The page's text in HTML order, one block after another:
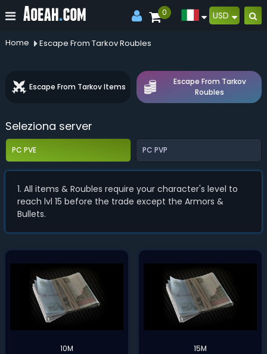
0 USD
Home Escape From Tarkov Roubles
Escape From Tarkov Items
Escape From Tarkov
Roubles
Seleziona server
PC PVE PC PVP
1. All items & Roubles require your character's level to
reach lvl 15 before the trade except the Armors &
Bullets.
10M 15M